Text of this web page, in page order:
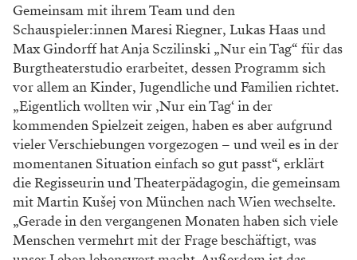
Gemeinsam mit ihrem Team und den
Schauspieler:innen Maresi Riegner, Lukas Haas und
Max Gindorff hat Anja Sczilinski „Nur ein Tag“ für das
Burgtheaterstudio erarbeitet, dessen Programm sich
vor allem an Kinder, Jugendliche und Familien richtet.
„Eigentlich wollten wir ‚Nur ein Tag‘ in der
kommenden Spielzeit zeigen, haben es aber aufgrund
vieler Verschiebungen vorgezogen – und weil es in der
momentanen Situation einfach so gut passt“, erklärt
die Regisseurin und Theaterpädagogin, die gemeinsam
mit Martin Kušej von München nach Wien wechselte.
„Gerade in den vergangenen Monaten haben sich viele
Menschen vermehrt mit der Frage beschäftigt, was